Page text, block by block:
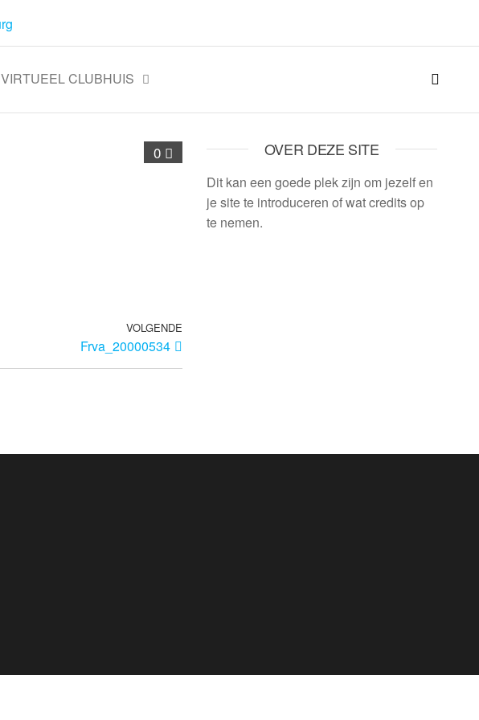
VIRTUEEL CLUBHUIS
0
VOLGENDE
Frva_20000534
OVER DEZE SITE
Dit kan een goede plek zijn om jezelf en
je site te introduceren of wat credits op
te nemen.